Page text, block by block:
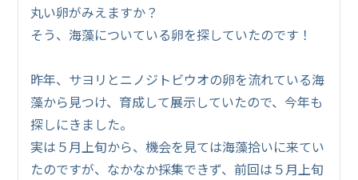
丸い卵がみえますか？
そう、海藻についている卵を探していたのです！
昨年、サヨリとニノジトビウオの卵を流れている海
藻から見つけ、育成して展示していたので、今年も
探しにきました。
実は５月上旬から、機会を見ては海藻拾いに来てい
たのですが、なかなか採集できず、前回は５月上旬